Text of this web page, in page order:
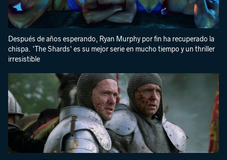
Después de años esperando, Ryan Murphy por fin ha recuperado la
chispa. 'The Shards' es su mejor serie en mucho tiempo y un thriller
irresistible